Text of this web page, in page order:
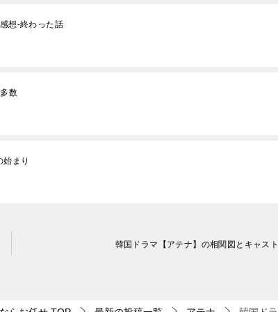
想-終わった話
数
まり
韓国ドラマ【アテナ】の相関図とキャス